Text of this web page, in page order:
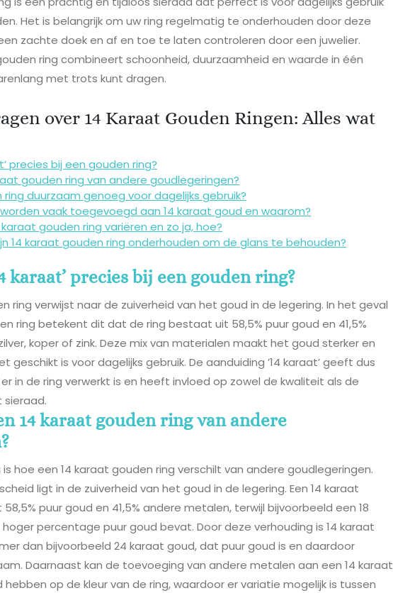
Het is belangrijk om uw ring regelmatig te onderhouden door deze
zachte doek en af en toe te laten controleren door een juwelier.
ring combineert schoonheid, duurzaamheid en waarde in één
met trots kunt dragen.
over 14 Karaat Gouden Ringen: Alles wat
precies bij een gouden ring?
gouden ring van andere goudlegeringen?
ring duurzaam genoeg voor dagelijks gebruik?
vaak toegevoegd aan 14 karaat goud en waarom?
gouden ring variëren en zo ja, hoe?
14 karaat gouden ring onderhouden om de glans te behouden?
karaat’ precies bij een gouden ring?
ring verwijst naar de zuiverheid van het goud in de legering. In het geval
ring betekent dit dat de ring bestaat uit 58,5% puur goud en 41,5%
koper of zink. Deze mix van materialen maakt het goud sterker en
geschikt is voor dagelijks gebruik. De aanduiding ’14 karaat’ geeft dus
in de ring verwerkt is en heeft invloed op zowel de kwaliteit als de
sieraad.
14 karaat gouden ring van andere
hoe een 14 karaat gouden ring verschilt van andere goudlegeringen.
ligt in de zuiverheid van het goud in de legering. Een 14 karaat
puur goud en 41,5% andere metalen, terwijl bijvoorbeeld een 18
percentage puur goud bevat. Door deze verhouding is 14 karaat
dan bijvoorbeeld 24 karaat goud, dat puur goud is en daardoor
Daarnaast kan de toevoeging van andere metalen aan een 14 karaat
op de kleur van de ring, waardoor er variatie mogelijk is tussen